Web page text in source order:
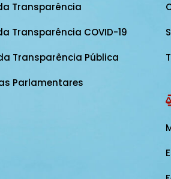
Transparência
Transparência COVID-19
Transparência Pública
Parlamentares